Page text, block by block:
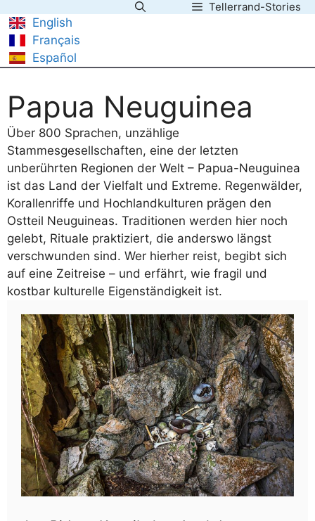
Inhalt
springen
Tellerrand-Stories
English
Français
Español
Papua Neuguinea
Über 800 Sprachen, unzählige
Stammesgesellschaften, eine der letzten
unberührten Regionen der Welt – Papua-Neuguinea
ist das Land der Vielfalt und Extreme. Regenwälder,
Korallenriffe und Hochlandkulturen prägen den
Ostteil Neuguineas. Traditionen werden hier noch
gelebt, Rituale praktiziert, die anderswo längst
verschwunden sind. Wer hierher reist, begibt sich
auf eine Zeitreise – und erfährt, wie fragil und
kostbar kulturelle Eigenständigkeit ist.